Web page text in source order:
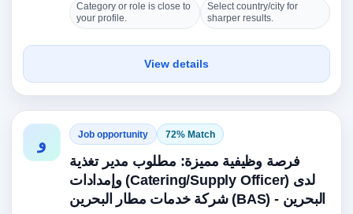
Category or role is close to
your profile.
Select country/city for
sharper results.
View details
و Job opportunity 72% Match
فرصة وظيفية مميزة: مطلوب مدير تغذية
وإمدادات (Catering/Supply Officer) لدى
شركة خدمات مطار البحرين (BAS) - البحرين